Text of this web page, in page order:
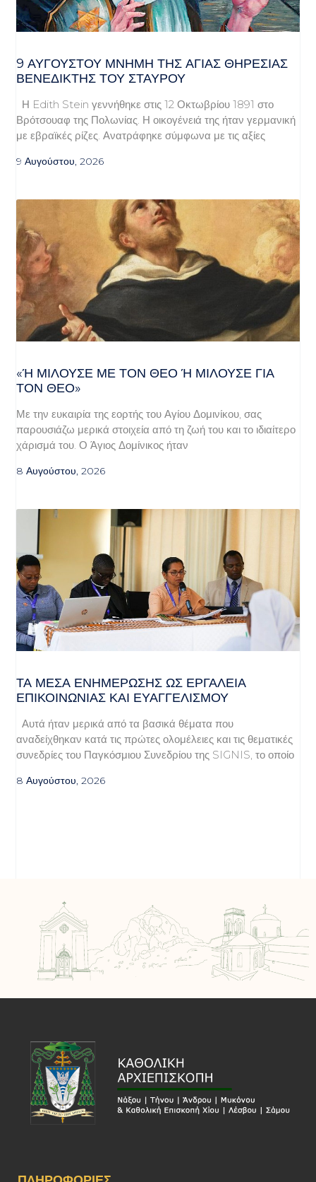
9 ΑΥΓΟΥΣΤΟΥ ΜΝΗΜΗ ΤΗΣ ΑΓΙΑΣ ΘΗΡΕΣΙΑΣ
ΒΕΝΕΔΙΚΤΗΣ ΤΟΥ ΣΤΑΥΡΟΥ
Η Edith Stein γεννήθηκε στις 12 Οκτωβρίου 1891 στο
Βρότσουαφ της Πολωνίας. Η οικογένειά της ήταν γερμανική
με εβραϊκές ρίζες. Ανατράφηκε σύμφωνα με τις αξίες
9 Αυγούστου, 2026
«Ή ΜΙΛΟΎΣΕ ΜΕ ΤΟΝ ΘΕΌ Ή ΜΙΛΟΎΣΕ ΓΙΑ ΤΟ
Ν ΘΕΌ»
Με την ευκαιρία της εορτής του Αγίου Δομινίκου, σας
παρουσιάζω μερικά στοιχεία από τη ζωή του και το ιδιαίτερο
χάρισμά του. Ο Άγιος Δομίνικος ήταν
8 Αυγούστου, 2026
ΤΑ ΜΈΣΑ ΕΝΗΜΈΡΩΣΗΣ ΩΣ ΕΡΓΑΛΕΊΑ
ΕΠΙΚΟΙΝΩΝΊΑΣ ΚΑΙ ΕΥΑΓΓΕΛΙΣΜΟΎ
Αυτά ήταν μερικά από τα βασικά θέματα που
αναδείχθηκαν κατά τις πρώτες ολομέλειες και τις θεματικές
συνεδρίες του Παγκόσμιου Συνεδρίου της SIGNIS, το οποίο
8 Αυγούστου, 2026